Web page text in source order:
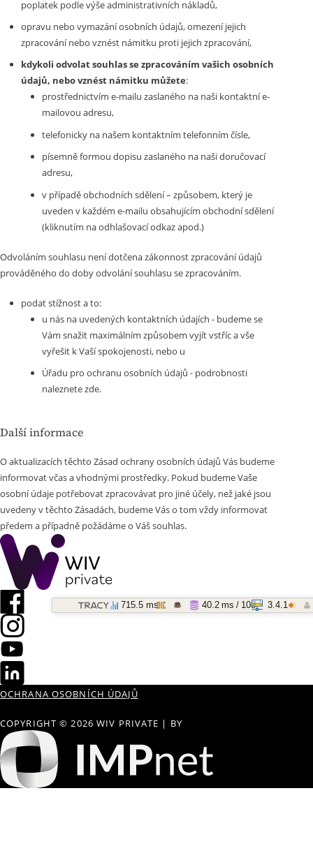
poplatek podle výše administrativních nákladů,
opravu nebo vymazání osobních údajů, omezení jejich
zpracování nebo vznést námitku proti jejich zpracování,
kdykoli odvolat souhlas se zpracováním vašich osobních
údajů, nebo vznést námitku můžete:
prostřednictvím e-mailu zaslaného na naši kontaktní e-
mailovou adresu,
telefonicky na našem kontaktním telefonním čísle,
písemně formou dopisu zaslaného na naši doručovací
adresu,
v případě obchodních sdělení – způsobem, který je
uveden v každém e-mailu obsahujícím obchodní sdělení
(kliknutím na odhlašovací odkaz apod.)
Odvoláním souhlasu není dotčena zákonnost zpracování údajů
prováděného do doby odvolání souhlasu se zpracováním.
podat stížnost a to:
u nás na uvedených kontaktních údajích - budeme se
Vám snažit maximálním způsobem vyjít vstříc a vše
vyřešit k Vaší spokojenosti, nebo u
Úřadu pro ochranu osobních údajů - podrobnosti
naleznete zde.
Další informace
O aktualizacích těchto Zásad ochrany osobních údajů Vás budeme
informovat včas a vhodnými prostředky. Pokud budeme Vaše
osobní údaje potřebovat zpracovávat pro jiné účely, než jaké jsou
uvedeny v těchto Zásadách, budeme Vás o tom vždy informovat
předem a případně požádáme o Váš souhlas.
OCHRANA OSOBNÍCH ÚDAJŮ
COPYRIGHT © 2026 WIV PRIVATE | BY
715.5 ms 40.2 ms / 108 3.4.1